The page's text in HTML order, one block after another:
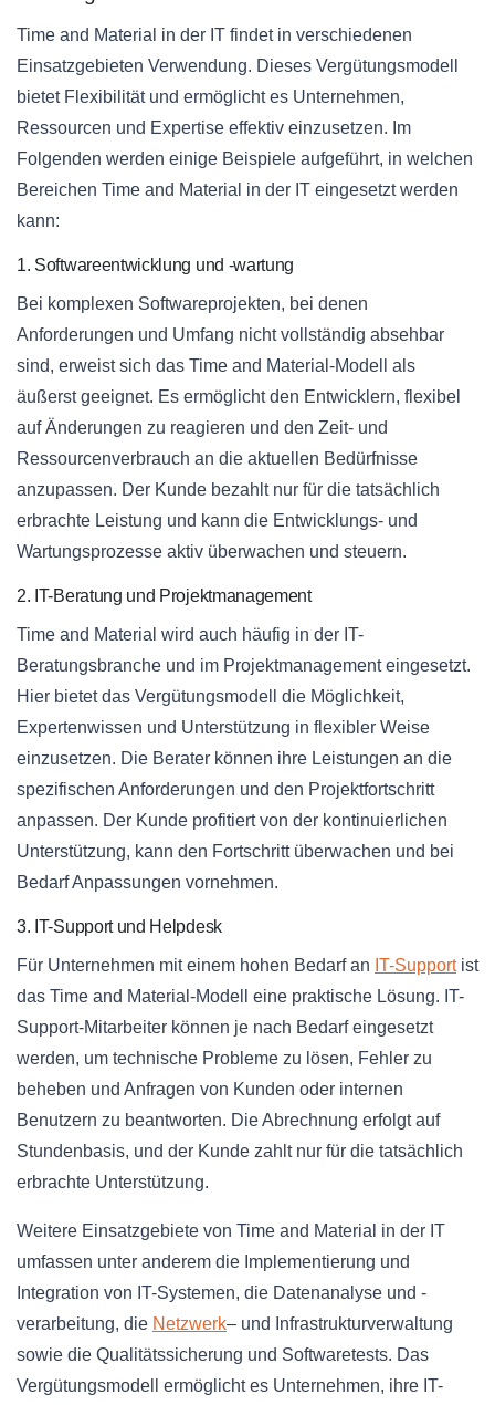
Time and Material in der IT findet in verschiedenen
Einsatzgebieten Verwendung. Dieses Vergütungsmodell
bietet Flexibilität und ermöglicht es Unternehmen,
Ressourcen und Expertise effektiv einzusetzen. Im
Folgenden werden einige Beispiele aufgeführt, in welchen
Bereichen Time and Material in der IT eingesetzt werden
kann:
1. Softwareentwicklung und -wartung
Bei komplexen Softwareprojekten, bei denen
Anforderungen und Umfang nicht vollständig absehbar
sind, erweist sich das Time and Material-Modell als
äußerst geeignet. Es ermöglicht den Entwicklern, flexibel
auf Änderungen zu reagieren und den Zeit- und
Ressourcenverbrauch an die aktuellen Bedürfnisse
anzupassen. Der Kunde bezahlt nur für die tatsächlich
erbrachte Leistung und kann die Entwicklungs- und
Wartungsprozesse aktiv überwachen und steuern.
2. IT-Beratung und Projektmanagement
Time and Material wird auch häufig in der IT-
Beratungsbranche und im Projektmanagement eingesetzt.
Hier bietet das Vergütungsmodell die Möglichkeit,
Expertenwissen und Unterstützung in flexibler Weise
einzusetzen. Die Berater können ihre Leistungen an die
spezifischen Anforderungen und den Projektfortschritt
anpassen. Der Kunde profitiert von der kontinuierlichen
Unterstützung, kann den Fortschritt überwachen und bei
Bedarf Anpassungen vornehmen.
3. IT-Support und Helpdesk
Für Unternehmen mit einem hohen Bedarf an IT-Supportist
das Time and Material-Modell eine praktische Lösung. IT-
Support-Mitarbeiter können je nach Bedarf eingesetzt
werden, um technische Probleme zu lösen, Fehler zu
beheben und Anfragen von Kunden oder internen
Benutzern zu beantworten. Die Abrechnung erfolgt auf
Stundenbasis, und der Kunde zahlt nur für die tatsächlich
erbrachte Unterstützung.
Weitere Einsatzgebiete von Time and Material in der IT
umfassen unter anderem die Implementierung und
Integration von IT-Systemen, die Datenanalyse und -
verarbeitung, die Netzwerk– und Infrastrukturverwaltung
sowie die Qualitätssicherung und Softwaretests. Das
Vergütungsmodell ermöglicht es Unternehmen, ihre IT-